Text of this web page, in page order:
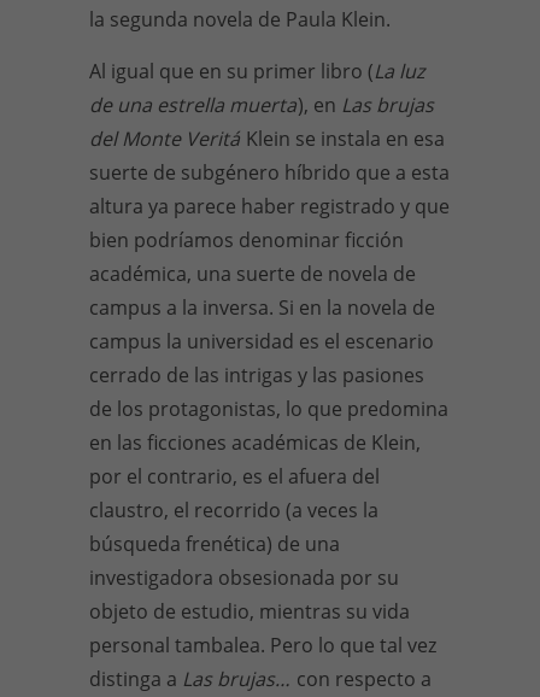
la segunda novela de Paula Klein.
Al igual que en su primer libro (La luz
de una estrella muerta), en Las brujas
del Monte Veritá Klein se instala en esa
suerte de subgénero híbrido que a esta
altura ya parece haber registrado y que
bien podríamos denominar ficción
académica, una suerte de novela de
campus a la inversa. Si en la novela de
campus la universidad es el escenario
cerrado de las intrigas y las pasiones
de los protagonistas, lo que predomina
en las ficciones académicas de Klein,
por el contrario, es el afuera del
claustro, el recorrido (a veces la
búsqueda frenética) de una
investigadora obsesionada por su
objeto de estudio, mientras su vida
personal tambalea. Pero lo que tal vez
distinga a Las brujas… con respecto a